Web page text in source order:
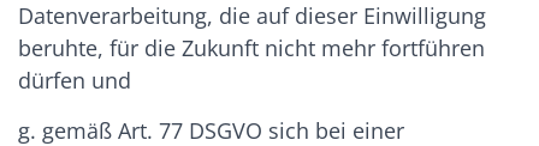
Datenverarbeitung, die auf dieser Einwilligung
beruhte, für die Zukunft nicht mehr fortführen
dürfen und
g. gemäß Art. 77 DSGVO sich bei einer